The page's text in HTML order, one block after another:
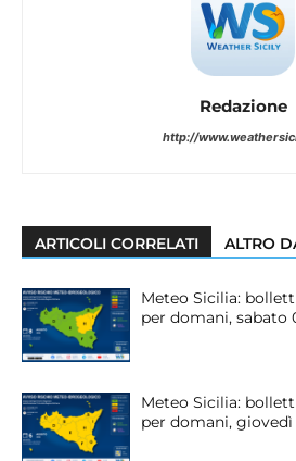
Redazione
http://
ARTICOLI CORRELATI ALTRO
Meteo Sicilia:
per domani, sabato
Meteo Sicilia:
per domani,